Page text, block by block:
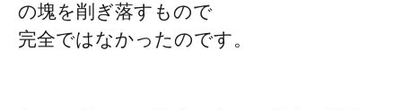
の塊を削ぎ落すもので
完全ではなかったのです。